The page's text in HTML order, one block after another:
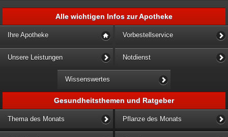
Alle wichtigen Infos zur Apotheke
Ihre Apotheke Vorbestellservice
Unsere Leistungen Notdienst
Wissenswertes
Gesundheitsthemen und Ratgeber
Thema des Monats Pflanze des Monats